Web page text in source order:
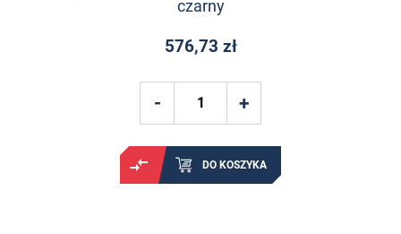
czarny
576,73 zł
DO KOSZYKA